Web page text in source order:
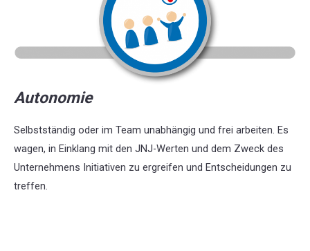
Autonomie
Selbstständig oder im Team unabhängig und frei arbeiten. Es
wagen, in Einklang mit den JNJ-Werten und dem Zweck des
Unternehmens Initiativen zu ergreifen und Entscheidungen zu
treffen.